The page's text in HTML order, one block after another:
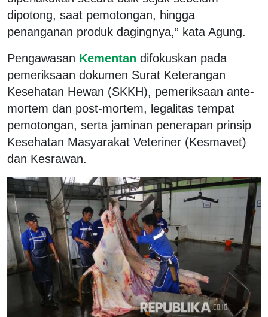
dipotong, saat pemotongan, hingga
penanganan produk dagingnya,” kata Agung.
Pengawasan Kementan difokuskan pada
pemeriksaan dokumen Surat Keterangan
Kesehatan Hewan (SKKH), pemeriksaan ante-
mortem dan post-mortem, legalitas tempat
pemotongan, serta jaminan penerapan prinsip
Kesehatan Masyarakat Veteriner (Kesmavet)
dan Kesrawan.